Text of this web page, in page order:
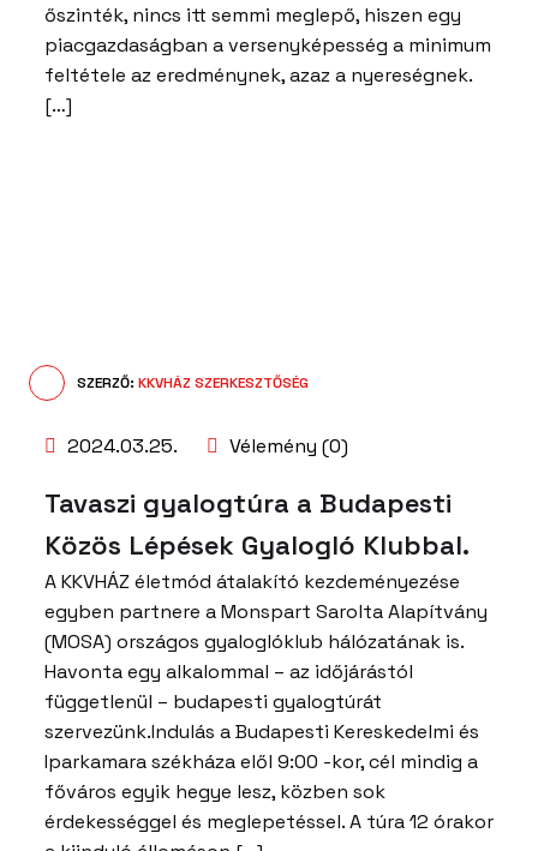
őszinték, nincs itt semmi meglepő, hiszen egy
piacgazdaságban a versenyképesség a minimum
feltétele az eredménynek, azaz a nyereségnek.
[…]
SZERZŐ: KKVHÁZ SZERKESZTŐSÉG
2024.03.25. Vélemény (0)
Tavaszi gyalogtúra a Budapesti
Közös Lépések Gyalogló Klubbal.
A KKVHÁZ életmód átalakító kezdeményezése
egyben partnere a Monspart Sarolta Alapítvány
(MOSA) országos gyaloglóklub hálózatának is.
Havonta egy alkalommal – az időjárástól
függetlenül – budapesti gyalogtúrát
szervezünk.Indulás a Budapesti Kereskedelmi és
Iparkamara székháza elől 9:00 -kor, cél mindig a
főváros egyik hegye lesz, közben sok
érdekességgel és meglepetéssel. A túra 12 órakor